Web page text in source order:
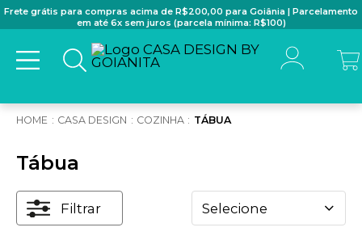
Frete grátis para compras acima de R$200,00 para Goiânia | Parcelamento
em até 6x sem juros (parcela mínima: R$100)
CASA DESIGN COZINHA TÁBUA
Tábua
Filtrar Selecione